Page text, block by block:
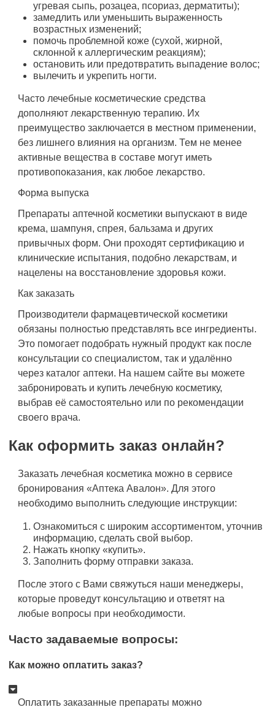
угревая сыпь, розацеа, псориаз, дерматиты);
замедлить или уменьшить выраженность
возрастных изменений;
помочь проблемной коже (сухой, жирной,
склонной к аллергическим реакциям);
остановить или предотвратить выпадение волос;
вылечить и укрепить ногти.
Часто лечебные косметические средства
дополняют лекарственную терапию. Их
преимущество заключается в местном применении,
без лишнего влияния на организм. Тем не менее
активные вещества в составе могут иметь
противопоказания, как любое лекарство.
Форма выпуска
Препараты аптечной косметики выпускают в виде
крема, шампуня, спрея, бальзама и других
привычных форм. Они проходят сертификацию и
клинические испытания, подобно лекарствам, и
нацелены на восстановление здоровья кожи.
Как заказать
Производители фармацевтической косметики
обязаны полностью представлять все ингредиенты.
Это помогает подобрать нужный продукт как после
консультации со специалистом, так и удалённо
через каталог аптеки. На нашем сайте вы можете
забронировать и купить лечебную косметику,
выбрав её самостоятельно или по рекомендации
своего врача.
Как оформить заказ онлайн?
Заказать лечебная косметика можно в сервисе
бронирования «Аптека Авалон». Для этого
необходимо выполнить следующие инструкции:
Ознакомиться с широким ассортиментом, уточнив
информацию, сделать свой выбор.
Нажать кнопку «купить».
Заполнить форму отправки заказа.
После этого с Вами свяжуться наши менеджеры,
которые проведут консультацию и ответят на
любые вопросы при необходимости.
Часто задаваемые вопросы:
Как можно оплатить заказ?
Оплатить заказанные препараты можно